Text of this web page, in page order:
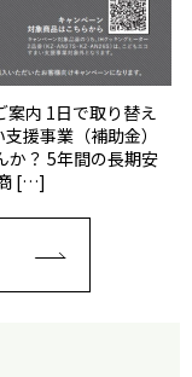
案内 1日で取り替え
援事業（補助金）
か？ 5年間の長期安
[…]